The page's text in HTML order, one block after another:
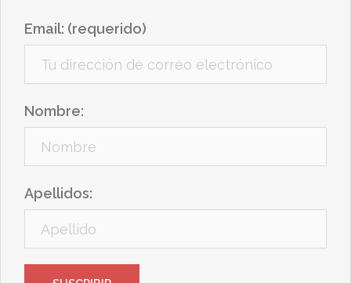
Email: (requerido)
Nombre:
Apellidos: